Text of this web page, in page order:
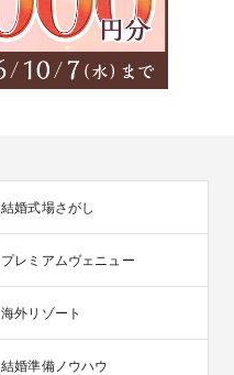
結婚式場さがし
プレミアムヴェニュー
海外リゾート
結婚準備ノウハウ